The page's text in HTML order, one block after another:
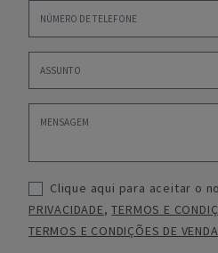
Clique aqui para aceitar o
PRIVACIDADE,TERMOS E
TERMOS E CONDIÇÕES DE VENDA